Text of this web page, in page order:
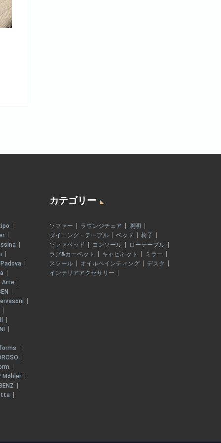
Arte
Møbler
カテゴリー
ソファー ラウンジチェア
照明
ダイニング・テーブル
ベッド
椅子
ソファベッド
コンソール
ローテーブル
ラグ&カーペット
キャビネット
ミラー
スツール
オイルペインティング
デスク
インテリアアクセサリー